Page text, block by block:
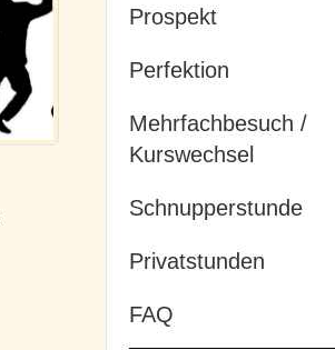
Prospekt
Perfektion
Mehrfachbesuch /
Kurswechsel
Schnupperstunde
Privatstunden
FAQ